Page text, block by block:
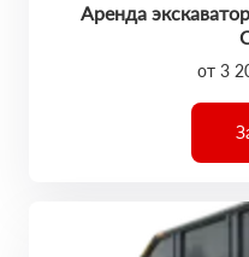
Аренда
от 3